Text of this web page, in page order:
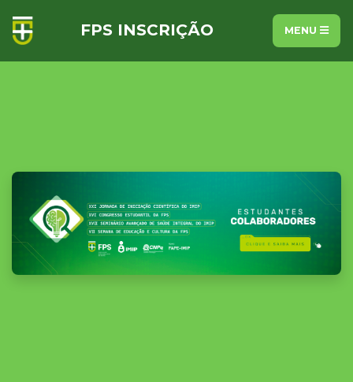
FPS INSCRIÇÃO MENU